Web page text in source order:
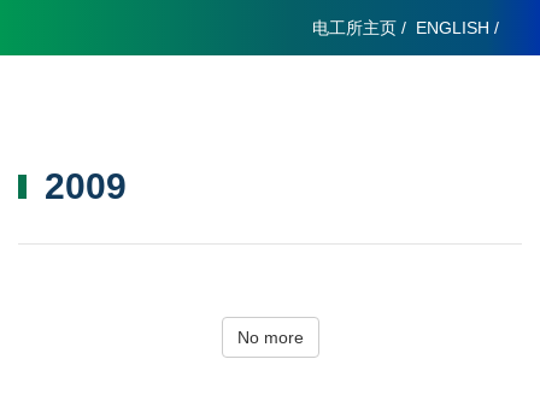
电工所主页 / ENGLISH /
2009
No more